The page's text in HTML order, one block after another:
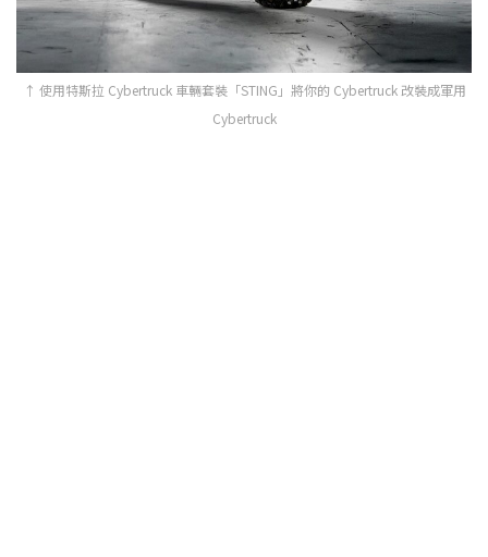
↑ 使用特斯拉 Cybertruck 車輛套裝「STING」將你的 Cybertruck 改裝成軍用
Cybertruck